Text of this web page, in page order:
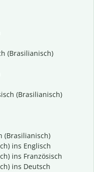
(Brasilianisch)
(Brasilianisch)
(Brasilianisch)
ins Englisch
ins Französisch
ins Deutsch